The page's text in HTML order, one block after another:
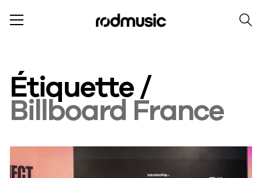
Étiquette /
Billboard France